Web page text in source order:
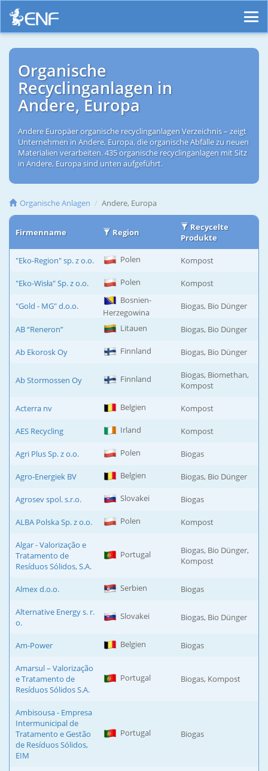
Organische
Recyclinganlagen in
Andere, Europa
Andere Europäer organische recyclinganlagen Verzeichnis – zeigt
Unternehmen in Andere, Europa, die organische Abfälle zu neuen
Materialien verarbeiten. 435 organische recyclinganlagen mit Sitz
in Andere, Europa sind unten aufgeführt.
Organische Anlagen Andere, Europa
Firmenname Region
Recycelte
Produkte
"Eko-Region" sp. z o.o. Polen Kompost
"Eko-Wisła" Sp. z o.o. Polen Kompost
"Gold - MG" d.o.o.
Bosnien-
Herzegowina
Biogas, Bio Dünger
AB “Reneron” Litauen Biogas, Bio Dünger
Ab Ekorosk Oy Finnland Biogas, Bio Dünger
Ab Stormossen Oy Finnland
Biogas, Biomethan,
Kompost
Acterra nv Belgien Kompost
AES Recycling Irland Kompost
Agri Plus Sp. z o.o. Polen Biogas
Agro-Energiek BV Belgien Biogas, Bio Dünger
Agrosev spol. s.r.o. Slovakei Biogas
ALBA Polska Sp. z o.o. Polen Kompost
Algar - Valorização e
Tratamento de
Resíduos Sólidos, S.A.
Portugal
Biogas, Bio Dünger,
Kompost
Almex d.o.o. Serbien Biogas
Alternative Energy s. r.
o.
Slovakei Biogas, Bio Dünger
Am-Power Belgien Biogas
Amarsul – Valorização
e Tratamento de
Resíduos Sólidos S.A.
Portugal Biogas, Kompost
Ambisousa - Empresa
Intermunicipal de
Tratamento e Gestão
de Resíduos Sólidos,
EIM
Portugal Biogas